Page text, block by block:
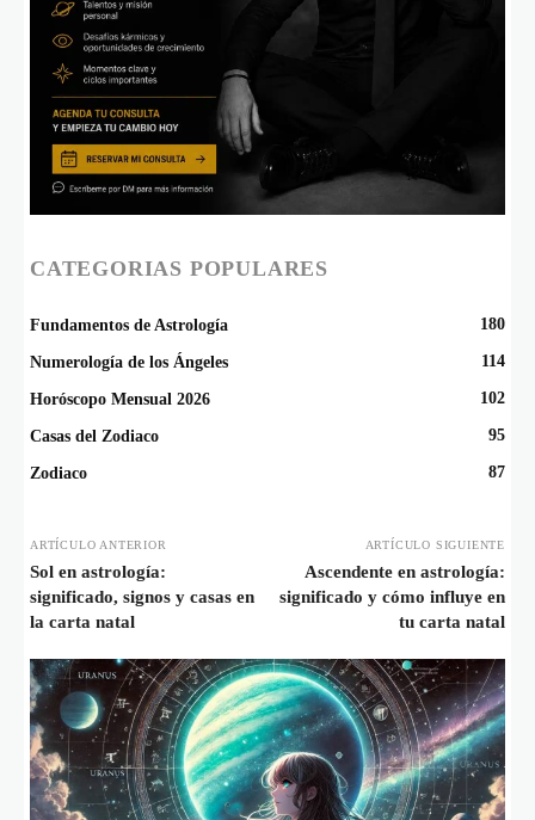
CATEGORIAS POPULARES
Fundamentos de Astrología 180
Numerología de los Ángeles 114
Horóscopo Mensual 2026 102
Casas del Zodiaco 95
Zodiaco 87
ARTÍCULO ANTERIOR
Sol en astrología:
significado, signos y casas en
la carta natal
ARTÍCULO SIGUIENTE
Ascendente en astrología:
significado y cómo influye en
tu carta natal